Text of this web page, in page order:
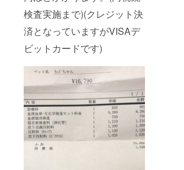
検査実施まで)(クレジット決
済となっていますがVISAデ
ビットカードです)